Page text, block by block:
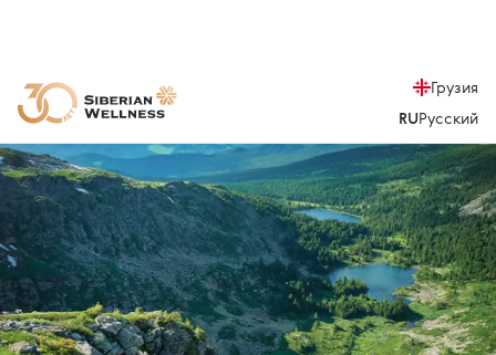
Грузия
RUРусский